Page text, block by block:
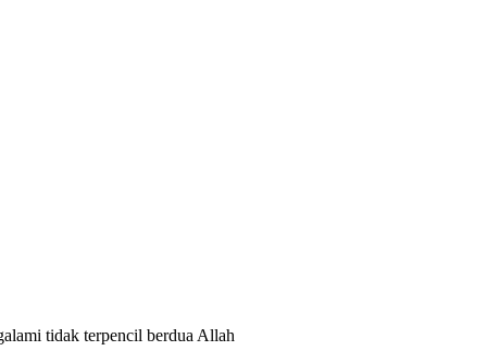
tidak terpencil berdua Allah